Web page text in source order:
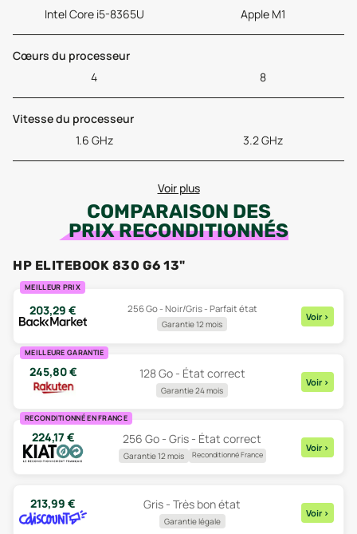
Intel Core i5-8365U
Apple M1
Cœurs du processeur
4
8
Vitesse du processeur
1.6 GHz
3.2 GHz
Voir plus
COMPARAISON DES
PRIX RECONDITIONNÉS
HP ELITEBOOK 830 G6 13"
MEILLEUR PRIX
203,29 € 256 Go - Noir/Gris - Parfait état
Garantie 12 mois
Voir >
MEILLEURE GARANTIE
245,80€ 128 Go - État correct
Garantie 24 mois
Voir >
RECONDITIONNÉ EN FRANCE
224,17 € 256 Go - Gris - État correct
Garantie 12 mois Reconditionné France
Voir >
213,99 € Gris - Très bon état
Garantie légale
Voir >